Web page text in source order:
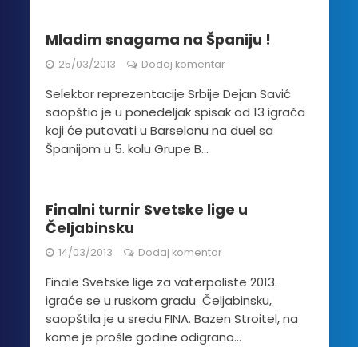
Mladim snagama na Španiju !
25/03/2013 Dodaj komentar
Selektor reprezentacije Srbije Dejan Savić
saopštio je u ponedeljak spisak od 13 igrača
koji će putovati u Barselonu na duel sa
Španijom u 5. kolu Grupe B...
Finalni turnir Svetske lige u
Čeljabinsku
14/03/2013 Dodaj komentar
Finale Svetske lige za vaterpoliste 2013.
igraće se u ruskom gradu Čeljabinsku,
saopštila je u sredu FINA. Bazen Stroitel, na
kome je prošle godine odigrano...